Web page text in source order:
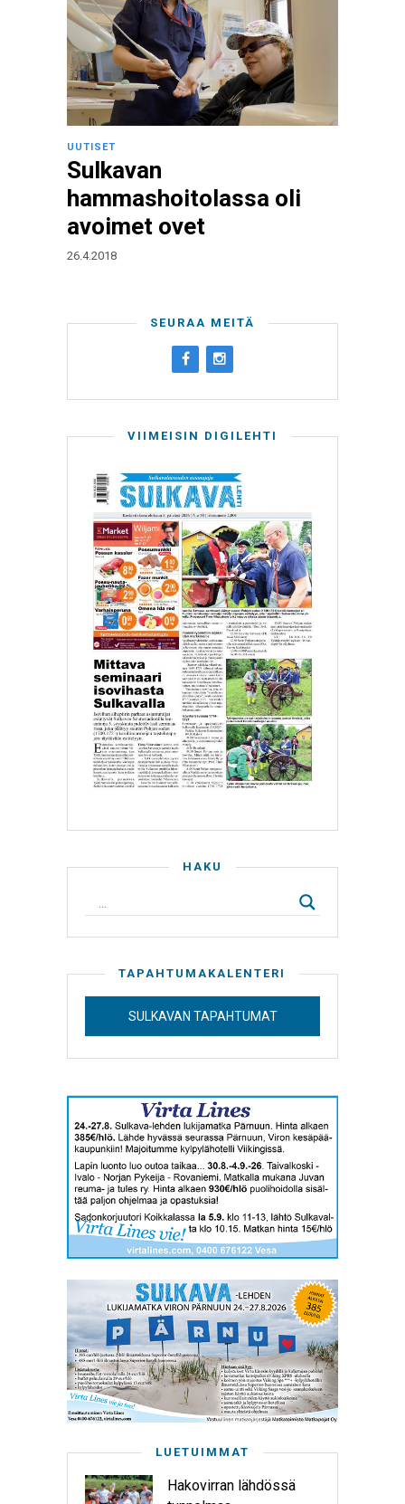
UUTISET
Sulkavan
hammashoitolassa oli
avoimet ovet
26.4.2018
SEURAA MEITÄ
VIIMEISIN DIGILEHTI
HAKU
TAPAHTUMAKALENTERI
SULKAVAN TAPAHTUMAT
LUETUIMMAT
Hakovirran lähdössä